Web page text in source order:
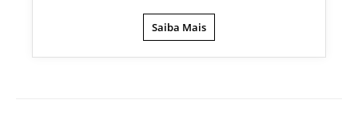
Saiba Mais